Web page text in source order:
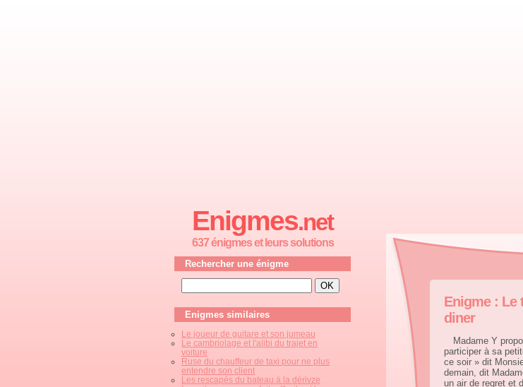
Enigme : Le
diner
Madame Y
participer à sa
ce soir » dit
demain, dit
un air de regret et
Enigmes.net
637 énigmes et leurs solutions
Rechercher une énigme
Enigmes similaires
Le joueur de guitare et son jumeau
Le cambriolage et l'alibi du trajet en
voiture
Ruse du chauffeur de taxi pour ne plus
entendre son client
Les rescapés du bateau à la dérivze